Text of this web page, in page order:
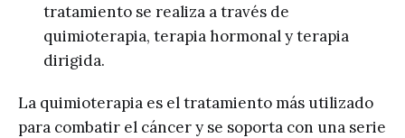
tratamiento se realiza a través de
quimioterapia, terapia hormonal y terapia
dirigida.
La quimioterapia es el tratamiento más utilizado
para combatir el cáncer y se soporta con una serie